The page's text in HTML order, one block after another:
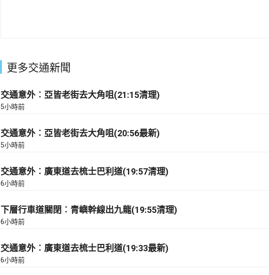
更多交通新聞
交通意外︰亞皆老街去大角咀(21:15清理)
5小時前
交通意外︰亞皆老街去大角咀(20:56最新)
5小時前
交通意外︰廣東道去梳士巴利道(19:57清理)
6小時前
下層行車道關閉︰青嶼幹線出九龍(19:55清理)
6小時前
交通意外︰廣東道去梳士巴利道(19:33最新)
6小時前